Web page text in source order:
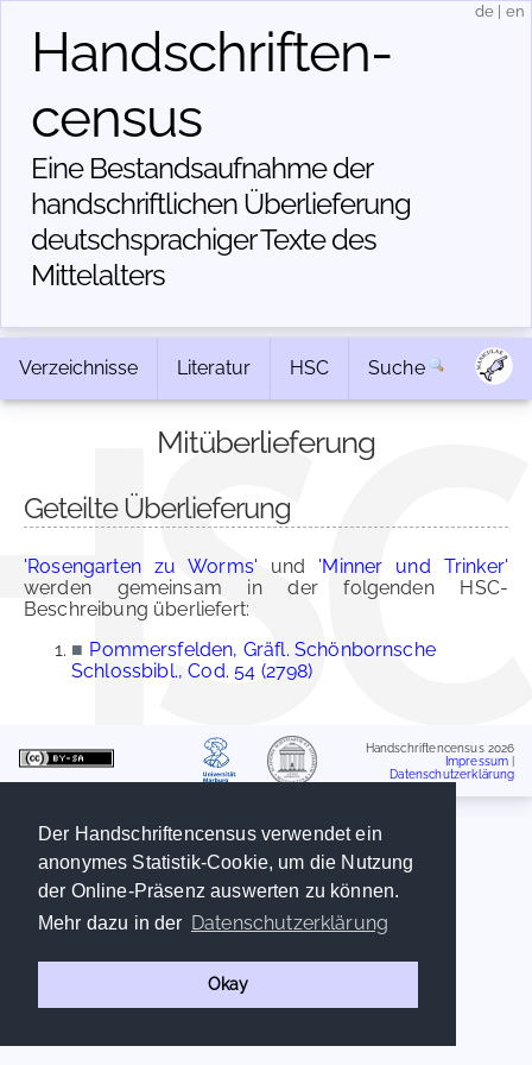
Der Handschriftencensus verwendet ein
anonymes Statistik-Cookie, um die Nutzung
der Online-Präsenz auswerten zu können.
Mehr dazu in der Datenschutzerklärung
Okay
Handschriften­
census
Eine Bestandsaufnahme der
handschriftlichen Über­lieferung
deutschsprachiger Texte des
Mittelalters
de en
Verzeichnisse Literatur HSC Suche
Mitüberlieferung
Geteilte Überlieferung
'Rosengarten zu Worms' und 'Minner und Trinker'
werden gemeinsam in der folgenden HSC-
Beschreibung überliefert:
■ Pommersfelden, Gräfl. Schönbornsche
Schlossbibl., Cod. 54 (2798)
Handschriftencensus 2026
Impressum
Datenschutzerklärung